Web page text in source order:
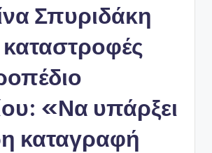
Σπυριδάκη
καταστροφές
«Να υπάρξει
καταγραφή